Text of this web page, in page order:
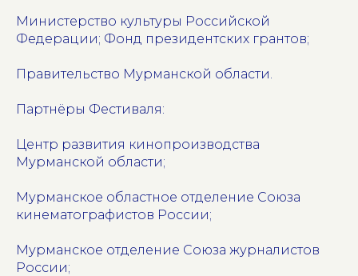
Министерство культуры Российской
Федерации; Фонд президентских грантов;
Правительство Мурманской области.
Партнёры Фестиваля:
Центр развития кинопроизводства
Мурманской области;
Мурманское областное отделение Союза
кинематографистов России;
Мурманское отделение Союза журналистов
России;